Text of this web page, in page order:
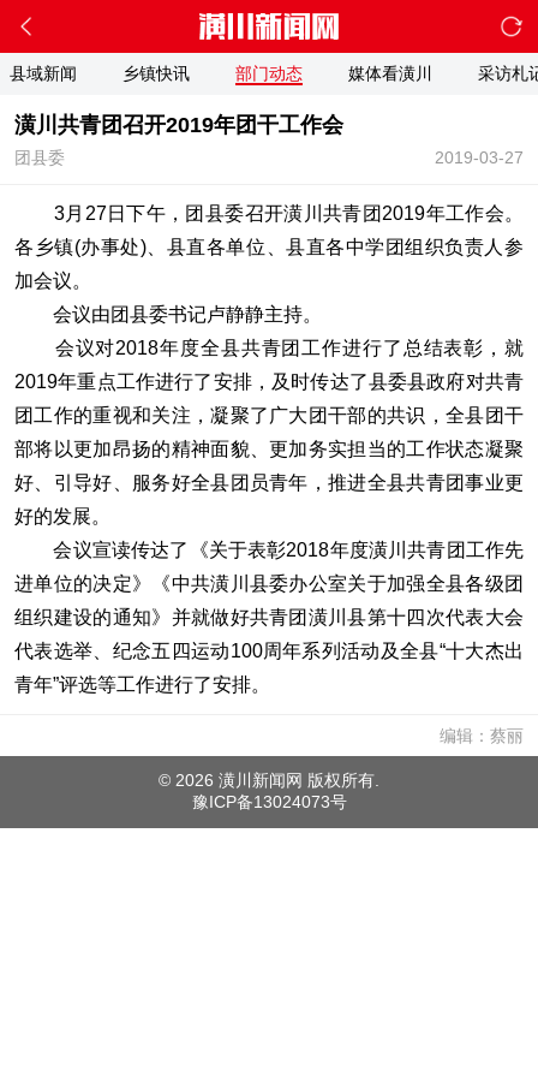
县域新闻 乡镇快讯 部门动态 媒体看潢川 采访札
潢川共青团召开2019年团干工作会
2019-03-27
团县委
3月27日下午，团县委召开潢川共青团2019年工作会。
各乡镇(办事处)、县直各单位、县直各中学团组织负责人参
加会议。
会议由团县委书记卢静静主持。
会议对2018年度全县共青团工作进行了总结表彰，就
2019年重点工作进行了安排，及时传达了县委县政府对共青
团工作的重视和关注，凝聚了广大团干部的共识，全县团干
部将以更加昂扬的精神面貌、更加务实担当的工作状态凝聚
好、引导好、服务好全县团员青年，推进全县共青团事业更
好的发展。
会议宣读传达了《关于表彰2018年度潢川共青团工作先
进单位的决定》《中共潢川县委办公室关于加强全县各级团
组织建设的通知》并就做好共青团潢川县第十四次代表大会
代表选举、纪念五四运动100周年系列活动及全县“十大杰出
青年”评选等工作进行了安排。
编辑：蔡丽
© 2026 潢川新闻网 版权所有.
豫ICP备13024073号